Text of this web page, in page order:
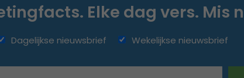
Elke dag vers. Mis
Dagelijkse nieuwsbrief Wekelijkse nieuwsbrief